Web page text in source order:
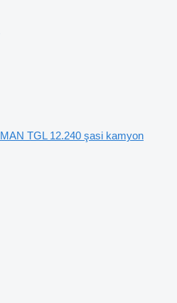
MAN TGL 12.240 şasi kamyon